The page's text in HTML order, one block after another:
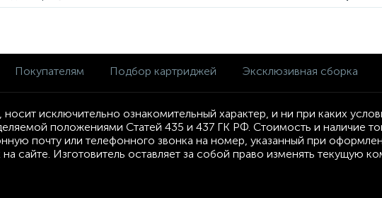
Покупателям Подбор картриджей Эксклюзивная сборка
исключительно ознакомительный характер, и ни при каких
положениями Статей 435 и 437 ГК РФ. Стоимость и наличие
почту или телефонного звонка на номер, указанный при
на сайте. Изготовитель оставляет за собой право изменять текущую